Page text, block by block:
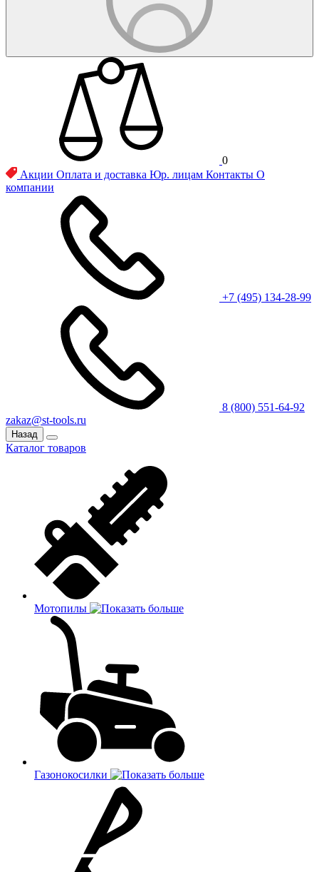
0
Акции Оплата и доставка Юр. лицам Контакты О
компании
+7 (495) 134-28-99
8 (800) 551-64-92
zakaz@st-tools.ru
Назад
Каталог товаров
Мотопилы
Газонокосилки